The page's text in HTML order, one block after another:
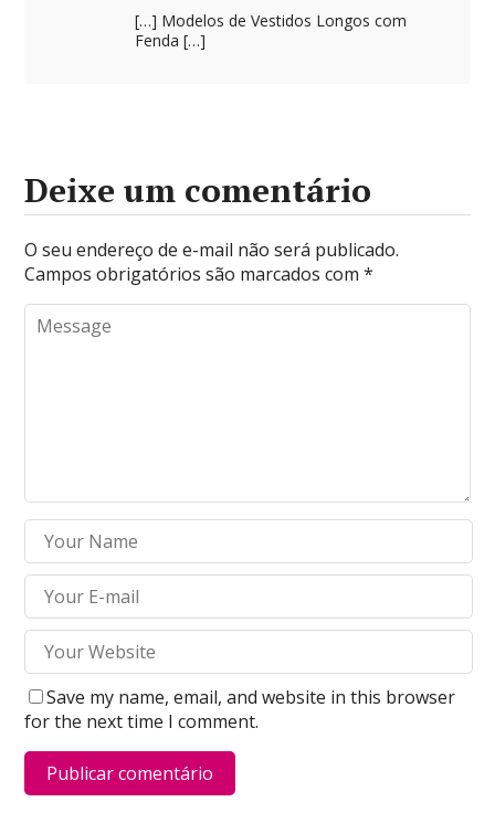
[…] Modelos de Vestidos Longos com
Fenda […]
Deixe um comentário
O seu endereço de e-mail não será publicado.
Campos obrigatórios são marcados com*
Save my name, email, and website in this browser
for the next time I comment.